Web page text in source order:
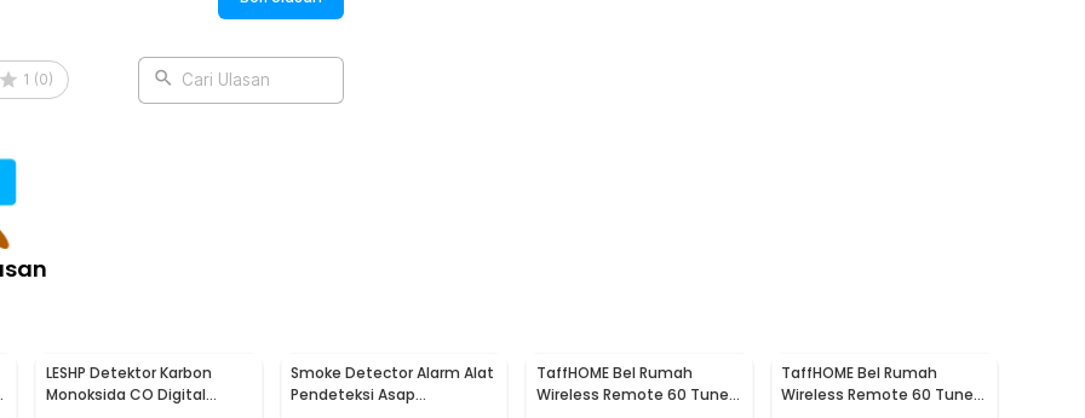
1 (0) Cari Ulasan
LESHP Detektor Karbon
Monoksida CO Digital
Smoke Detector Alarm Alat
Pendeteksi Asap
TaffHOME Bel Rumah
Wireless Remote 60 Tunes
TaffHOME Bel Rumah
Wireless Remote 60 Tune 2